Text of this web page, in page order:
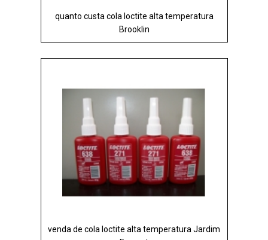
quanto custa cola loctite alta temperatura
Brooklin
venda de cola loctite alta temperatura Jardim